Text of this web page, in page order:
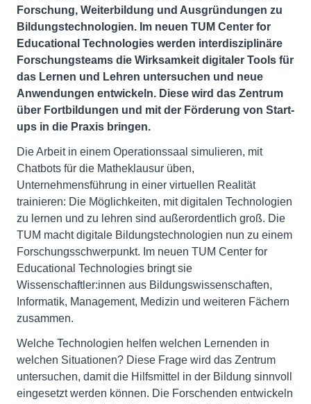
Forschung, Weiterbildung und Ausgründungen zu
Bildungstechnologien. Im neuen TUM Center for
Educational Technologies werden interdisziplinäre
Forschungsteams die Wirksamkeit digitaler Tools für
das Lernen und Lehren untersuchen und neue
Anwendungen entwickeln. Diese wird das Zentrum
über Fortbildungen und mit der Förderung von Start-
ups in die Praxis bringen.
Die Arbeit in einem Operationssaal simulieren, mit
Chatbots für die Matheklausur üben,
Unternehmensführung in einer virtuellen Realität
trainieren: Die Möglichkeiten, mit digitalen Technologien
zu lernen und zu lehren sind außerordentlich groß. Die
TUM macht digitale Bildungstechnologien nun zu einem
Forschungsschwerpunkt. Im neuen TUM Center for
Educational Technologies bringt sie
Wissenschaftler:innen aus Bildungswissenschaften,
Informatik, Management, Medizin und weiteren Fächern
zusammen.
Welche Technologien helfen welchen Lernenden in
welchen Situationen? Diese Frage wird das Zentrum
untersuchen, damit die Hilfsmittel in der Bildung sinnvoll
eingesetzt werden können. Die Forschenden entwickeln